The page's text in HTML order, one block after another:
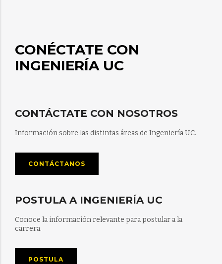
CONÉCTATE CON
INGENIERÍA UC
CONTÁCTATE CON NOSOTROS
Información sobre las distintas áreas de Ingeniería UC.
CONTÁCTANOS
POSTULA A INGENIERÍA UC
Conoce la información relevante para postular a la
carrera.
POSTULA